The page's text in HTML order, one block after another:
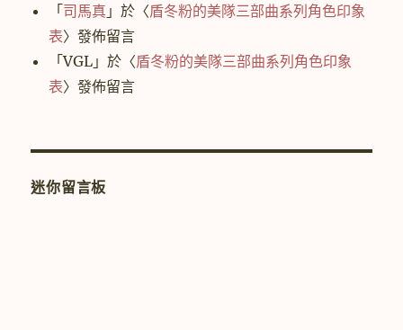
「司馬真 」於〈盾冬粉的美隊三部曲系列角色印象
表〉發佈留言
「VGL 」於〈盾冬粉的美隊三部曲系列角色印象
表〉發佈留言
迷你留言板